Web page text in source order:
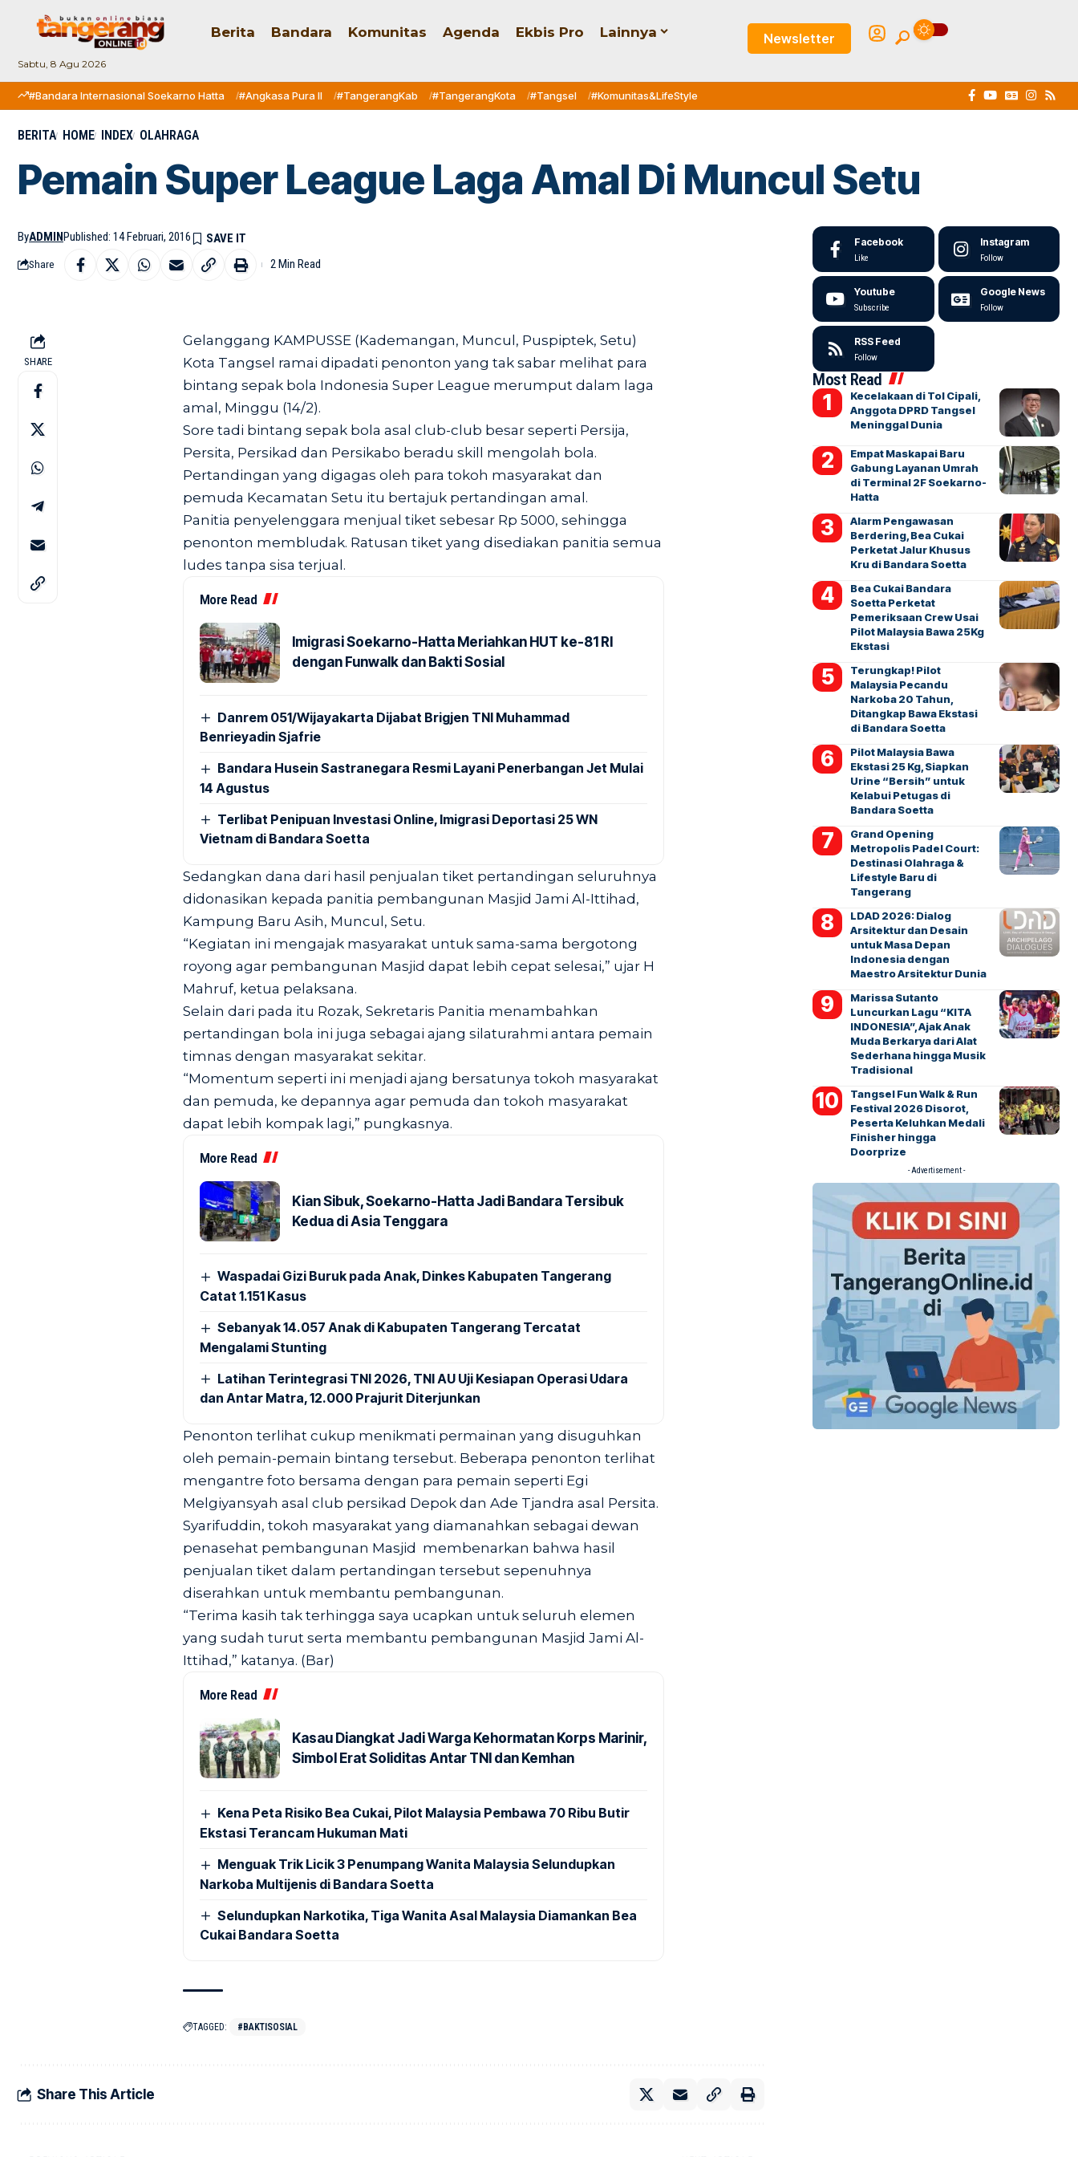
Sabtu, 8 Agu 2026
Berita Bandara Komunitas Agenda Ekbis Pro Lainnya Newsletter
#Bandara Internasional Soekarno Hatta #Angkasa Pura II #TangerangKab #TangerangKota #Tangsel #Komunitas&LifeStyle
BERITA HOME INDEX OLAHRAGA
Pemain Super League Laga Amal Di Muncul Setu
ByADMINPublished: 14 Februari, 2016
Share 2 Min Read
SHARE
Gelanggang KAMPUSSE (Kademangan, Muncul, Puspiptek, Setu)
Kota Tangsel ramai dipadati penonton yang tak sabar melihat para
bintang sepak bola Indonesia Super League merumput dalam laga
amal, Minggu (14/2).
Sore tadi bintang sepak bola asal club-club besar seperti Persija,
Persita, Persikad dan Persikabo beradu skill mengolah bola.
Pertandingan yang digagas oleh para tokoh masyarakat dan
pemuda Kecamatan Setu itu bertajuk pertandingan amal.
Panitia penyelenggara menjual tiket sebesar Rp 5000, sehingga
penonton membludak. Ratusan tiket yang disediakan panitia semua
ludes tanpa sisa terjual.
More Read
Imigrasi Soekarno-Hatta Meriahkan HUT ke-81 RI
dengan Funwalk dan Bakti Sosial
Danrem 051/Wijayakarta Dijabat Brigjen TNI Muhammad
Benrieyadin Sjafrie
Bandara Husein Sastranegara Resmi Layani Penerbangan Jet Mulai
14 Agustus
Terlibat Penipuan Investasi Online, Imigrasi Deportasi 25 WN
Vietnam di Bandara Soetta
Sedangkan dana dari hasil penjualan tiket pertandingan seluruhnya
didonasikan kepada panitia pembangunan Masjid Jami Al-Ittihad,
Kampung Baru Asih, Muncul, Setu.
“Kegiatan ini mengajak masyarakat untuk sama-sama bergotong
royong agar pembangunan Masjid dapat lebih cepat selesai,” ujar H
Mahruf, ketua pelaksana.
Selain dari pada itu Rozak, Sekretaris Panitia menambahkan
pertandingan bola ini juga sebagai ajang silaturahmi antara pemain
timnas dengan masyarakat sekitar.
“Momentum seperti ini menjadi ajang bersatunya tokoh masyarakat
dan pemuda, ke depannya agar pemuda dan tokoh masyarakat
dapat lebih kompak lagi,” pungkasnya.
More Read
Kian Sibuk, Soekarno-Hatta Jadi Bandara Tersibuk
Kedua di Asia Tenggara
Waspadai Gizi Buruk pada Anak, Dinkes Kabupaten Tangerang
Catat 1.151 Kasus
Sebanyak 14.057 Anak di Kabupaten Tangerang Tercatat
Mengalami Stunting
Latihan Terintegrasi TNI 2026, TNI AU Uji Kesiapan Operasi Udara
dan Antar Matra, 12.000 Prajurit Diterjunkan
Penonton terlihat cukup menikmati permainan yang disuguhkan
oleh pemain-pemain bintang tersebut. Beberapa penonton terlihat
mengantre foto bersama dengan para pemain seperti Egi
Melgiyansyah asal club persikad Depok dan Ade Tjandra asal Persita.
Syarifuddin, tokoh masyarakat yang diamanahkan sebagai dewan
penasehat pembangunan Masjid membenarkan bahwa hasil
penjualan tiket dalam pertandingan tersebut sepenuhnya
diserahkan untuk membantu pembangunan.
“Terima kasih tak terhingga saya ucapkan untuk seluruh elemen
yang sudah turut serta membantu pembangunan Masjid Jami Al-
Ittihad,” katanya. (Bar)
More Read
Kasau Diangkat Jadi Warga Kehormatan Korps Marinir,
Simbol Erat Soliditas Antar TNI dan Kemhan
Kena Peta Risiko Bea Cukai, Pilot Malaysia Pembawa 70 Ribu Butir
Ekstasi Terancam Hukuman Mati
Menguak Trik Licik 3 Penumpang Wanita Malaysia Selundupkan
Narkoba Multijenis di Bandara Soetta
Selundupkan Narkotika, Tiga Wanita Asal Malaysia Diamankan Bea
Cukai Bandara Soetta
TAGGED: #BAKTISOSIAL
Share This Article
Facebook
Like
Instagram
Follow
Youtube
Subscribe
Google News
Follow
RSS Feed
Follow
Most Read
Kecelakaan di Tol Cipali,
Anggota DPRD Tangsel
Meninggal Dunia
Empat Maskapai Baru
Gabung Layanan Umrah
di Terminal 2F Soekarno-
Hatta
Alarm Pengawasan
Berdering, Bea Cukai
Perketat Jalur Khusus
Kru di Bandara Soetta
Bea Cukai Bandara
Soetta Perketat
Pemeriksaan Crew Usai
Pilot Malaysia Bawa 25Kg
Ekstasi
Terungkap! Pilot
Malaysia Pecandu
Narkoba 20 Tahun,
Ditangkap Bawa Ekstasi
di Bandara Soetta
Pilot Malaysia Bawa
Ekstasi 25 Kg, Siapkan
Urine “Bersih” untuk
Kelabui Petugas di
Bandara Soetta
Grand Opening
Metropolis Padel Court:
Destinasi Olahraga &
Lifestyle Baru di
Tangerang
LDAD 2026: Dialog
Arsitektur dan Desain
untuk Masa Depan
Indonesia dengan
Maestro Arsitektur Dunia
Marissa Sutanto
Luncurkan Lagu “KITA
INDONESIA”, Ajak Anak
Muda Berkarya dari Alat
Sederhana hingga Musik
Tradisional
Tangsel Fun Walk & Run
Festival 2026 Disorot,
Peserta Keluhkan Medali
Finisher hingga
Doorprize
- Advertisement -